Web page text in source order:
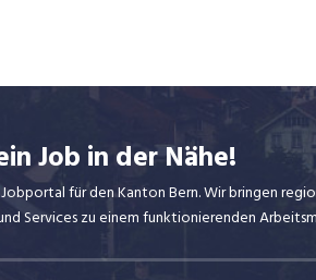
Job in der Nähe!
für den Kanton Bern. Wir bringen
Services zu einem funktionierenden